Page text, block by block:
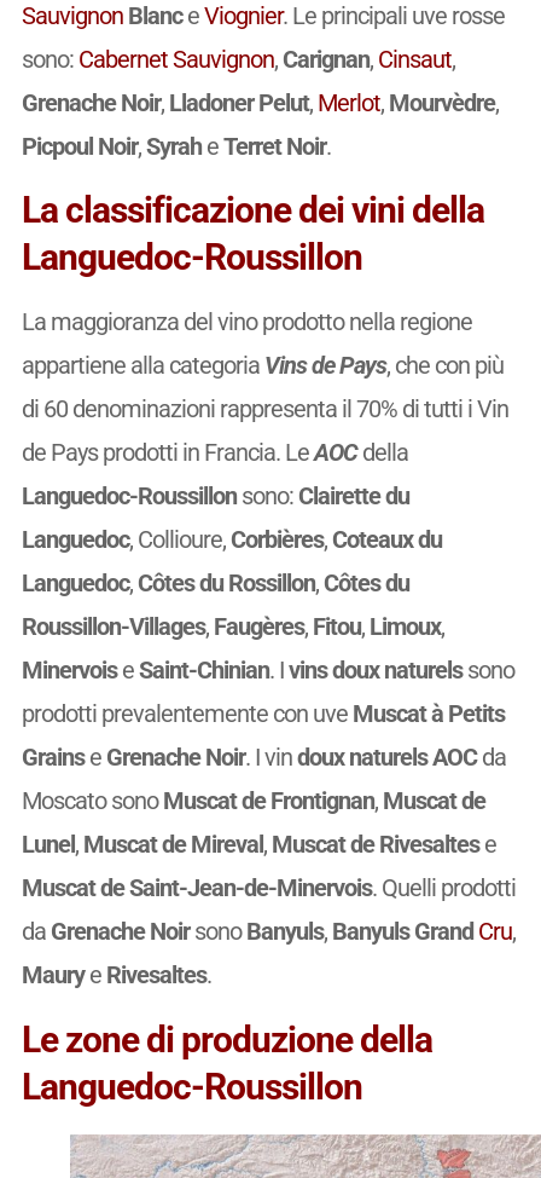
SauvignonBlanceViognier. Le principali uve rosse
sono: Cabernet Sauvignon, Carignan, Cinsaut,
Grenache Noir, Lladoner Pelut, Merlot, Mourvèdre,
Picpoul Noir,SyraheTerret Noir.
La classificazione dei vini della
Languedoc-Roussillon
La maggioranza del vino prodotto nella regione
appartiene alla categoriaVins de Pays, che con più
di 60 denominazioni rappresenta il 70% di tutti i Vin
de Pays prodotti in Francia. LeAOC della
Languedoc-Roussillonsono: Clairette du
Languedoc, Collioure, Corbières, Coteaux du
Languedoc, Côtes du Rossillon, Côtes du
Roussillon-Villages, Faugères, Fitou, Limoux,
MinervoiseSaint-Chinian. Ivins doux naturelssono
prodotti prevalentemente con uve Muscat à Petits
Grainse Grenache Noir. I vindoux naturels AOCda
Moscato sonoMuscat de Frontignan, Muscat de
Lunel, Muscat de Mireval, Muscat de Rivesaltese
Muscat de Saint-Jean-de-Minervois. Quelli prodotti
da Grenache NoirsonoBanyuls, Banyuls GrandCru,
Maurye Rivesaltes.
Le zone di produzione della
Languedoc-Roussillon